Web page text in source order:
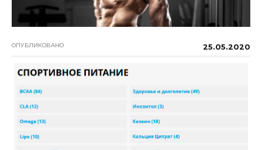
ОПУБЛИКОВАНО 25.05.2020